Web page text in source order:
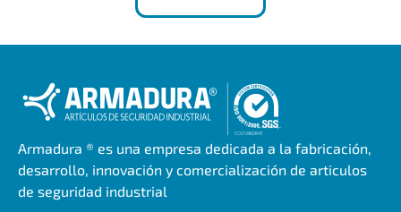
Armadura ® es una empresa dedicada a la fabricación,
desarrollo, innovación y comercialización de articulos
de seguridad industrial